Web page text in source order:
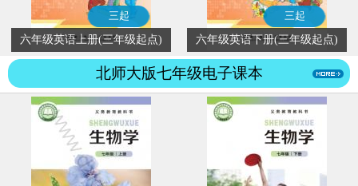
三起
六年级英语上册(三年级起点)
三起
六年级英语下册(三年级起点)
北师大版七年级电子课本